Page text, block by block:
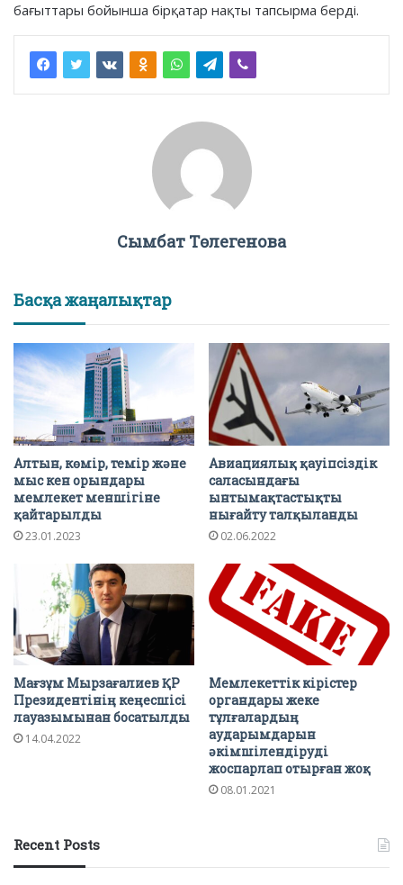
бағыттары бойынша бірқатар нақты тапсырма берді.
Сымбат Төлегенова
Басқа жаңалықтар
Алтын, көмір, темір және
мыс кен орындары
мемлекет меншігіне
қайтарылды
23.01.2023
Авиациялық қауіпсіздік
саласындағы
ынтымақтастықты
нығайту талқыланды
02.06.2022
Мағзұм Мырзағалиев ҚР
Президентінің кеңесшісі
лауазымынан босатылды
14.04.2022
Мемлекеттік кірістер
органдары жеке
тұлғалардың
аударымдарын
әкімшілендіруді
жоспарлап отырған жоқ
08.01.2021
Recent Posts